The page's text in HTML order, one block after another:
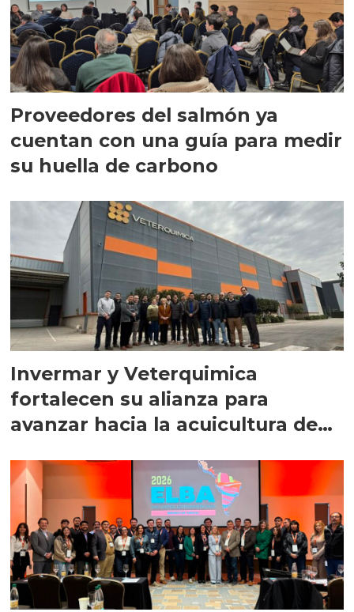
Proveedores del salmón ya
cuentan con una guía para medir
su huella de carbono
Invermar y Veterquimica
fortalecen su alianza para
avanzar hacia la acuicultura de